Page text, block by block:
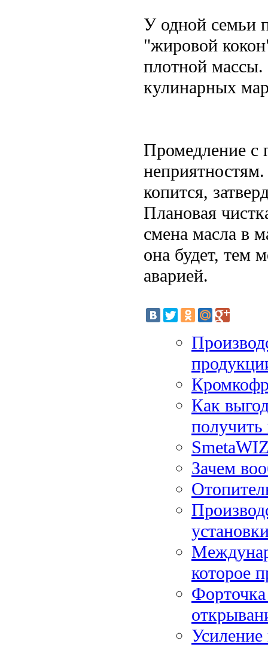
У одной семьи
"жировой
плотной
кулинарных
Промедление с
копится,
Плановая
смена масла в
она будет, тем
аварией.
Как
Зачем
которое
Усиление